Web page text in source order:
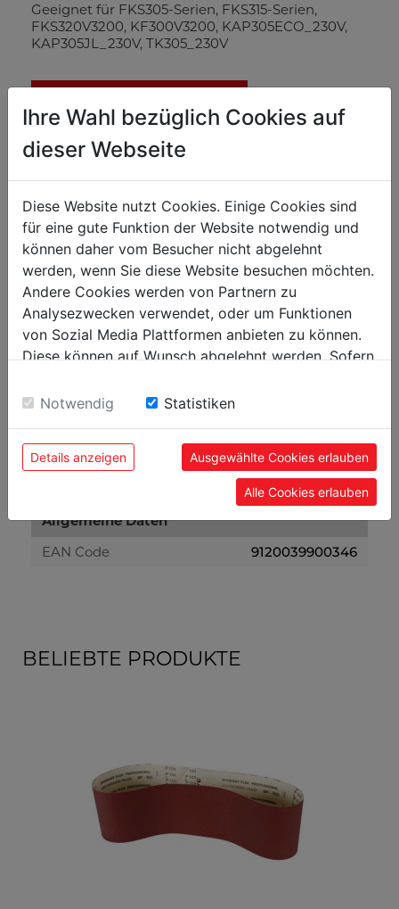
Geeignet für FKS305-Serien, FKS315-Serien,
FKS320V3200, KF300V3200, KAP305ECO_230V,
KAP305JL_230V, TK305_230V
DATENBLATT
Technische Details
Gewicht
Nettogewicht in kg
Bruttogewicht in kg
4.30
Verpackungshöhe in mm
Verpackungslänge in mm
375
Allgemeine Daten
EAN Code
9120039900346
BELIEBTE PRODUKTE
Ihre Wahl bezüglich Cookies auf
dieser Webseite
Diese Website nutzt Cookies. Einige Cookies sind
für eine gute Funktion der Website notwendig und
können daher vom Besucher nicht abgelehnt
werden, wenn Sie diese Website besuchen möchten.
Andere Cookies werden von Partnern zu
Analysezwecken verwendet, oder um Funktionen
von Sozial Media Plattformen anbieten zu können.
Diese können auf Wunsch abgelehnt werden. Sofern
Einwilligung zu unseren Cookies.
Notwendig Statistiken
Details anzeigen Ausgewählte Cookies erlauben
Alle Cookies erlauben